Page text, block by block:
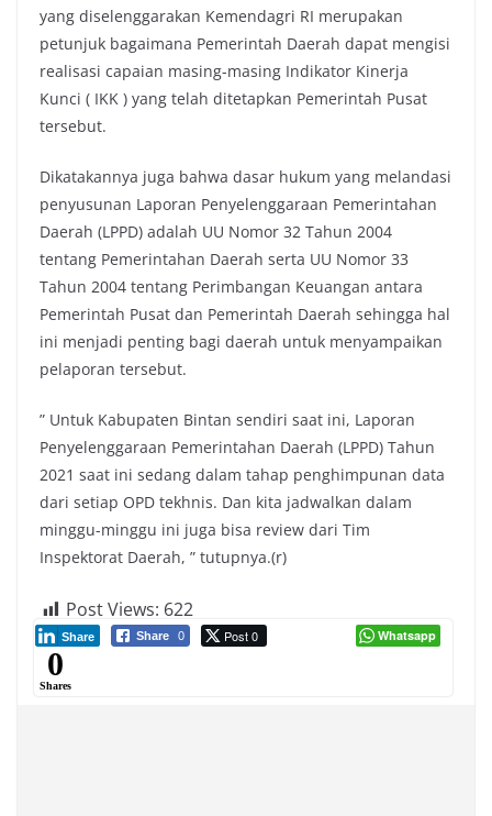
yang diselenggarakan Kemendagri RI merupakan
petunjuk bagaimana Pemerintah Daerah dapat mengisi
realisasi capaian masing-masing Indikator Kinerja
Kunci ( IKK ) yang telah ditetapkan Pemerintah Pusat
tersebut.
Dikatakannya juga bahwa dasar hukum yang melandasi
penyusunan Laporan Penyelenggaraan Pemerintahan
Daerah (LPPD) adalah UU Nomor 32 Tahun 2004
tentang Pemerintahan Daerah serta UU Nomor 33
Tahun 2004 tentang Perimbangan Keuangan antara
Pemerintah Pusat dan Pemerintah Daerah sehingga hal
ini menjadi penting bagi daerah untuk menyampaikan
pelaporan tersebut.
” Untuk Kabupaten Bintan sendiri saat ini, Laporan
Penyelenggaraan Pemerintahan Daerah (LPPD) Tahun
2021 saat ini sedang dalam tahap penghimpunan data
dari setiap OPD tekhnis. Dan kita jadwalkan dalam
minggu-minggu ini juga bisa review dari Tim
Inspektorat Daerah, ” tutupnya.(r)
Post Views: 622
Share 0 Post 0
Share Whatsapp
0
Shares